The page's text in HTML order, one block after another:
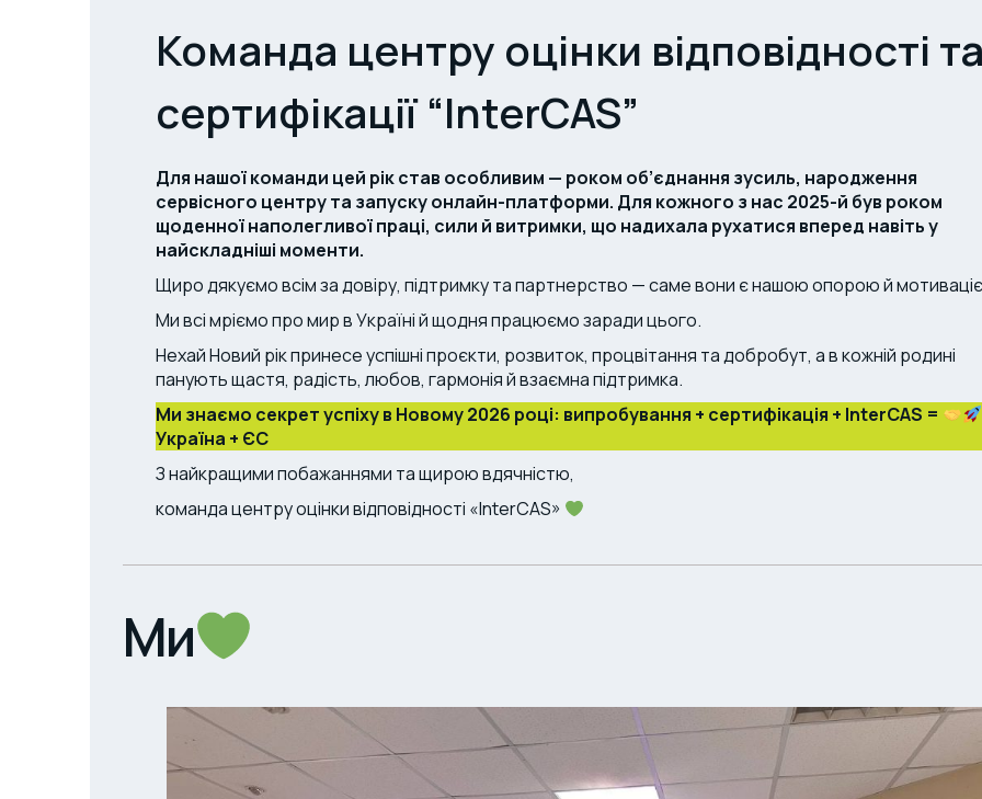
Команда центру оцінки відповідності та
сертифікації “InterCAS”
Для нашої команди цей рік став особливим — роком об’єднання зусиль, народження
сервісного центру та запуску онлайн-платформи. Для кожного з нас 2025-й був роком
щоденної наполегливої праці, сили й витримки, що надихала рухатися вперед навіть у
найскладніші моменти.
Щиро дякуємо всім за довіру, підтримку та партнерство — саме вони є нашою опорою й
Ми всі мріємо про мир в Україні й щодня працюємо заради цього.
Нехай Новий рік принесе успішні проєкти, розвиток, процвітання та добробут, а в кожній родині
панують щастя, радість, любов, гармонія й взаємна підтримка.
Ми знаємо секрет успіху в Новому 2026 році: випробування + сертифікація + InterCAS =
Україна + ЄС
З найкращими побажаннями та щирою вдячністю,
команда центру оцінки відповідності «InterCAS»
Ми